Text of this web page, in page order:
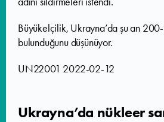
Büyükelçilik, Ukrayna’da şu an
bulunduğunu düşünüyor.
UN22001 2022-02-12
Ukrayna’da nükleer